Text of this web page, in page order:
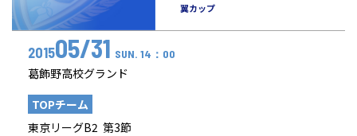
翼カップ
201505/31 SUN. 14：00
葛飾野高校グランド
TOPチーム
東京リーグB2 第3節